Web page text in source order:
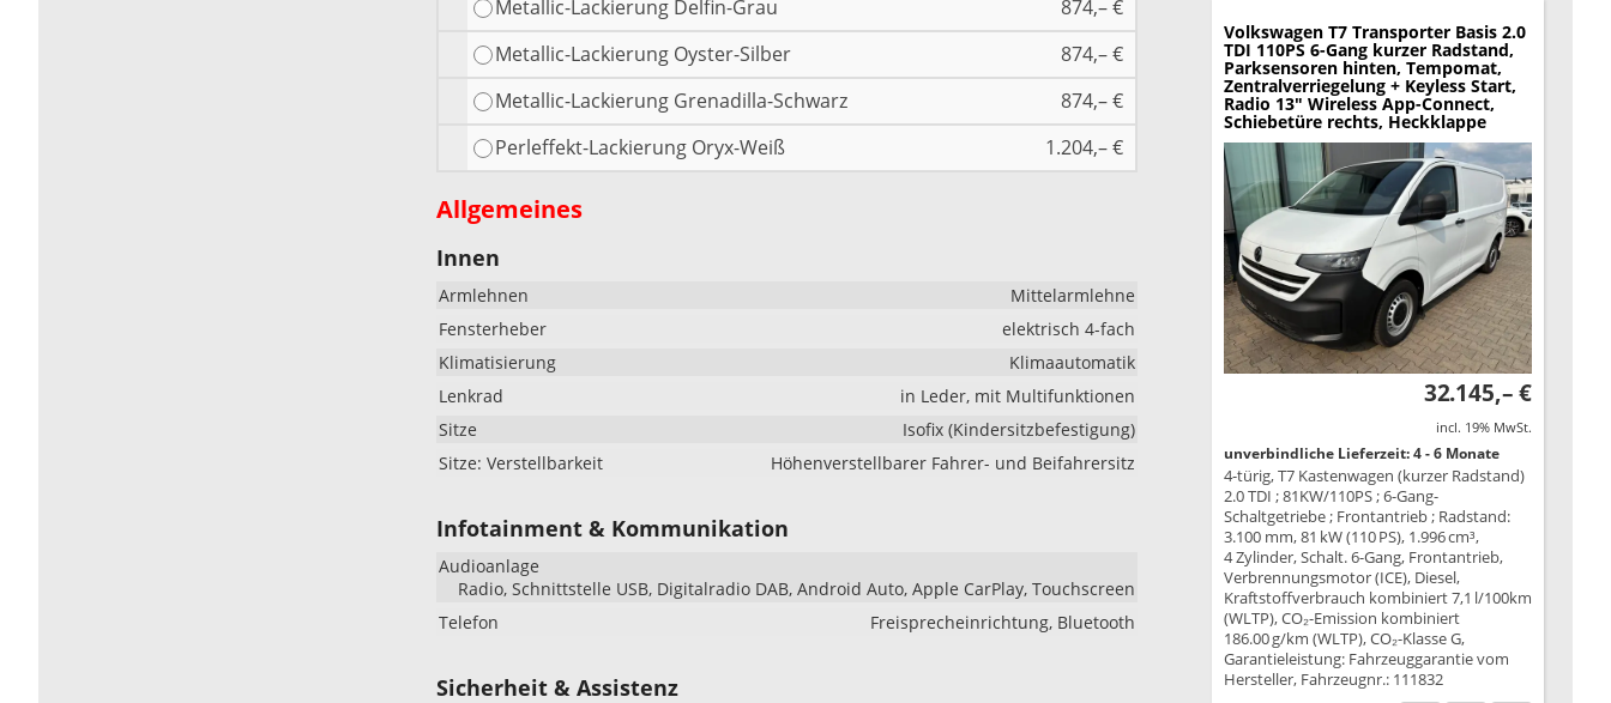
Metallic-Lackierung Delfin-Grau
874,– €
Metallic-Lackierung Oyster-Silber
874,– €
Metallic-Lackierung Grenadilla-Schwarz
874,– €
Perleffekt-Lackierung Oryx-Weiß
1.204,– €
Allgemeines
Innen
Armlehnen
Mittelarmlehne
Fensterheber
elektrisch 4-fach
Klimatisierung
Klimaautomatik
Lenkrad
in Leder, mit Multifunktionen
Sitze
Isofix (Kindersitzbefestigung)
Sitze: Verstellbarkeit
Höhenverstellbarer Fahrer- und Beifahrersitz
Infotainment & Kommunikation
Audioanlage
Radio, Schnittstelle USB, Digitalradio DAB, Android Auto, Apple CarPlay, Touchscreen
Telefon
Freisprecheinrichtung, Bluetooth
Sicherheit & Assistenz
Volkswagen T7 Transporter Basis 2.0
TDI 110PS 6-Gang kurzer Radstand,
Parksensoren hinten, Tempomat,
Zentralverriegelung + Keyless Start,
Radio 13" Wireless App-Connect,
Schiebetüre rechts, Heckklappe
32.145,– €
incl. 19% MwSt.
unverbindliche Lieferzeit: 4 - 6 Monate
4-türig, T7 Kastenwagen (kurzer Radstand)
2.0 TDI ; 81KW/110PS ; 6-Gang-
Schaltgetriebe ; Frontantrieb ; Radstand:
3.100 mm, 81 kW (110 PS), 1.996 cm³,
4 Zylinder, Schalt. 6-Gang, Frontantrieb,
Verbrennungsmotor (ICE), Diesel,
Kraftstoffverbrauch kombiniert 7,1 l/100km
(WLTP), CO₂-Emission kombiniert
186.00 g/km (WLTP), CO₂-Klasse G,
Garantieleistung: Fahrzeuggarantie vom
Hersteller, Fahrzeugnr.: 111832